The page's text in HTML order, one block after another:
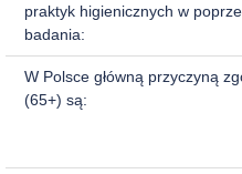
praktyk higienicznych w
badania:
W Polsce główną przyczyną
(65+) są: